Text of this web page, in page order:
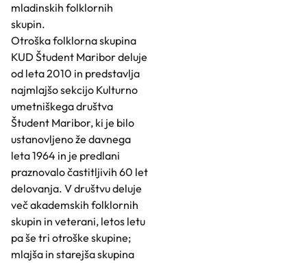
mladinskih folklornih
skupin.
Otroška folklorna skupina
KUD Študent Maribor deluje
od leta 2010 in predstavlja
najmlajšo sekcijo Kulturno
umetniškega društva
Študent Maribor, ki je bilo
ustanovljeno že davnega
leta 1964 in je predlani
praznovalo častitljivih 60 let
delovanja. V društvu deluje
več akademskih folklornih
skupin in veterani, letos letu
pa še tri otroške skupine;
mlajša in starejša skupina